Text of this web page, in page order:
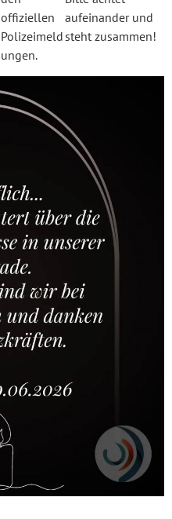
offiziellen
Polizeimeld
ungen.
aufeinander und
steht zusammen!